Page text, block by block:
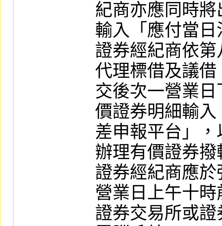
紀商亦應同時
輸入「應付當
證券經紀商依
代理標借及議
交後次一營業
價證券明細輸
差申報平台」
辦理有價證券撥
證券經紀商應
營業日上午十
證券交易所或